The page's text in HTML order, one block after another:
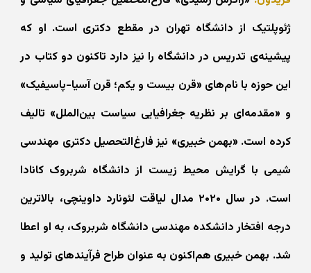
ژئوپلتیک از دانشگاه تهران در مقطع دکتری است. او که
پیشینه‌ی تدریس در دانشگاه را نیز دارد تاکنون دو کتاب در
این حوزه با نام‌های «قرن بیست و یکم؛ قرن آسیا-پاسیفیک»
و «مقدمه‌ای بر نظریه جغرافیایی سیاست بین‌الملل» تالیف
کرده است. «بهمن خبیری» نیز فارغ‌التحصیل دکتری مهندسی
شیمی با گرایش محیط‌ زیست از دانشگاه شربروک کانادا
است. در سال ۲۰۲۰ مدال لیاقت لئونارد داوینچی، بالاترین
درجه افتخار دانشکده مهندسی دانشگاه شربروک، به او اعطا
شد. بهمن خبیری هم‌اکنون به عنوان طراح فرآیندهای تولید و